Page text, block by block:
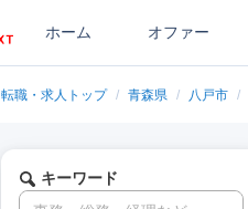
ホーム オファー
転職・求人トップ / 青森県 / 八戸市 /
キーワード